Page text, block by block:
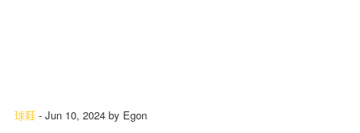
球鞋 - Jun 10, 2024 by Egon